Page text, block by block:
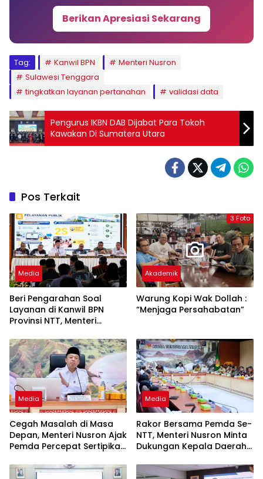
Berikan Apresiasi Sekarang
Tag: Kanwil BPN
Menteri Nusron
Sulawesi Tenggara
tingkatkan layanan pertanahan
validasi data
Pengurus IKBN DAB Dijabat Para Tokoh
Kawakan Di Sumatera Utara
Pos Terkait
Media
Beri Pengarahan Soal
Layanan di Kanwil BPN
Provinsi NTT, Menteri
Pandang Masyarakat
3 Foto
Akademik
Warung Kopi Wak Dollah :
“Menjaga Persahabatan”
Media
Cegah Masalah di Masa
Depan, Menteri Nusron Ajak
Pemda Percepat Sertipikasi
NTT
Media
Rakor Bersama Pemda Se-
NTT, Menteri Nusron Minta
Dukungan Kepala Daerah
Layanan Pertanahan